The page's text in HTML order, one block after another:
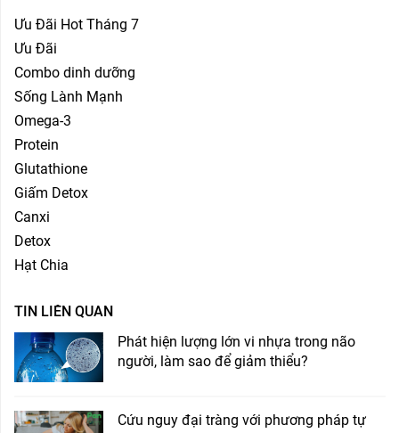
Ưu Đãi Hot Tháng 7
Ưu Đãi
Combo dinh dưỡng
Sống Lành Mạnh
Omega-3
Protein
Glutathione
Giấm Detox
Canxi
Detox
Hạt Chia
TIN LIÊN QUAN
Phát hiện lượng lớn vi nhựa trong não
người, làm sao để giảm thiểu?
Cứu nguy đại tràng với phương pháp tự